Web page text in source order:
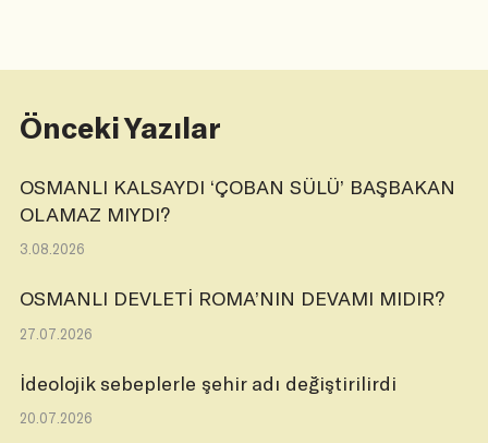
Önceki Yazılar
OSMANLI KALSAYDI ‘ÇOBAN SÜLÜ’ BAŞBAKAN
OLAMAZ MIYDI?
3.08.2026
OSMANLI DEVLETİ ROMA’NIN DEVAMI MIDIR?
27.07.2026
İdeolojik sebeplerle şehir adı değiştirilirdi
20.07.2026